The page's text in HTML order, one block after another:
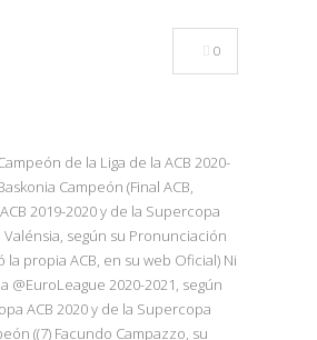
0
de la Liga de la ACB 2020-
Campeón (Final ACB,
2019-2020 y de la Supercopa
según su Pronunciación
la propia ACB, en su web Oficial) Ni
@EuroLeague 2020-2021, según
ACB 2020 y de la Supercopa
((7) Facundo Campazzo, su